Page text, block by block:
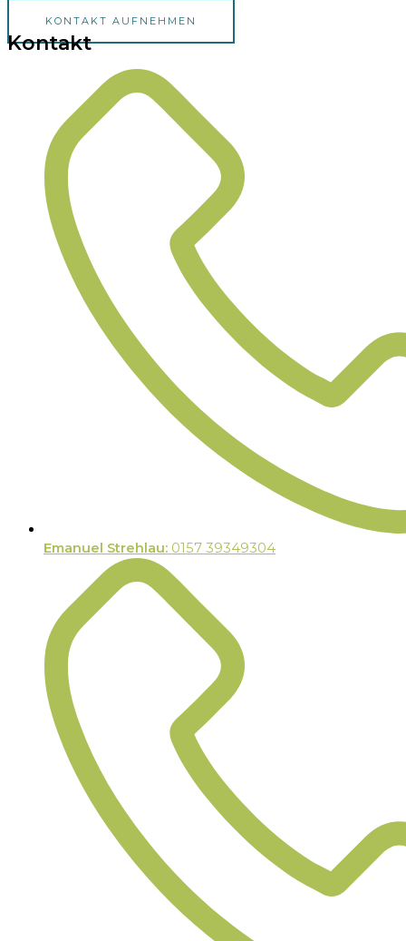
KONTAKT AUFNEHMEN
Kontakt
Emanuel Strehlau: 0157 39349304